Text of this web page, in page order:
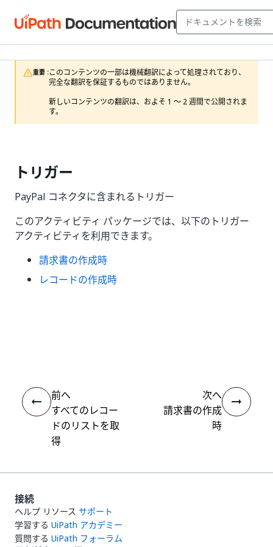
重要 :このコンテンツの一部は機械翻訳によって処理されており、
完全な翻訳を保証するものではありません。
新しいコンテンツの翻訳は、およそ 1 ～ 2 週間で公開されま
す。
トリガー
PayPal コネクタに含まれるトリガー
このアクティビティ パッケージでは、以下のトリガー
アクティビティを利用できます。
請求書の作成時
レコードの作成時
前へ
すべてのレコー
ドのリストを取
得
次へ
請求書の作成
時
接続
ヘルプ リソース サポート
学習する UiPath アカデミー
質問する UiPath フォーラム